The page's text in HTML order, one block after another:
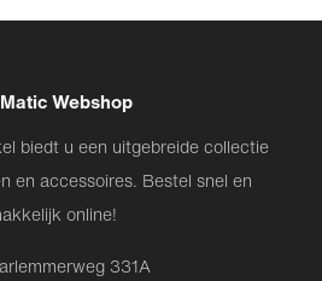
Webshop
biedt u een uitgebreide collectie
en accessoires. Bestel snel en
online!
331A